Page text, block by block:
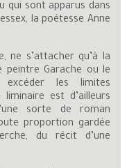
qui sont apparus dans
la poétesse Anne
ne s’attacher qu’à la
peintre Garache ou le
les limites
est d’ailleurs
sorte de roman
proportion gardée
du récit d’une